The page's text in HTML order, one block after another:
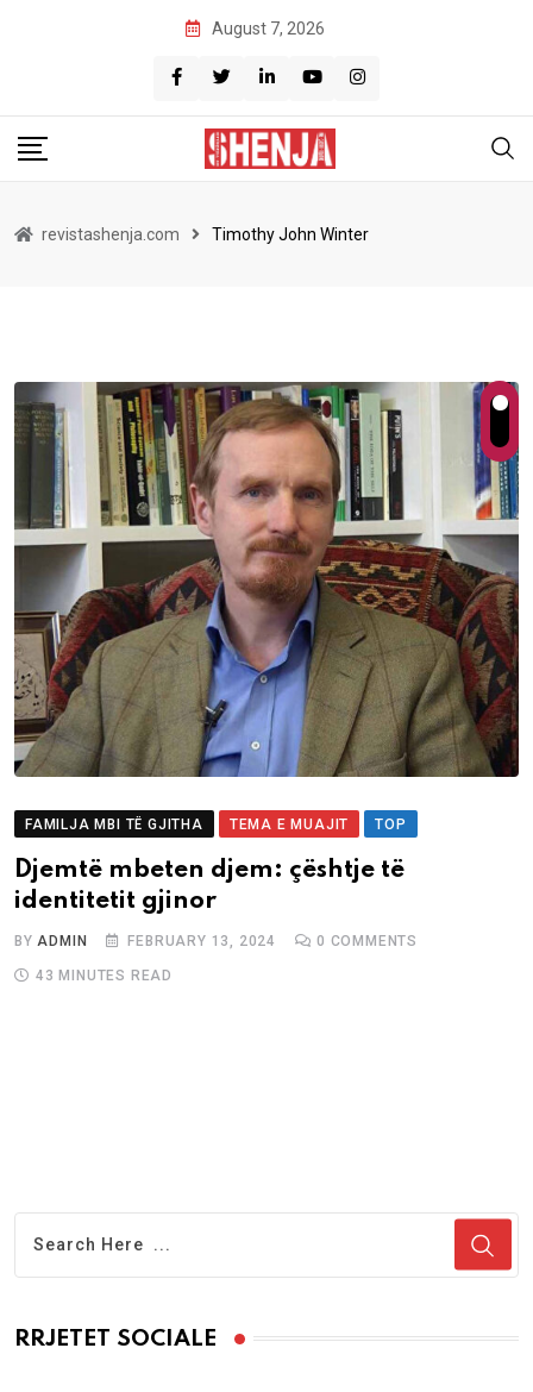
August 7, 2026
revistashenja.com Timothy John Winter
FAMILJA MBI TË GJITHA TEMA E MUAJIT TOP
Djemtë mbeten djem: çështje të
identitetit gjinor
BY ADMIN FEBRUARY 13, 2024 0 COMMENTS
43 MINUTES READ
RRJETET SOCIALE